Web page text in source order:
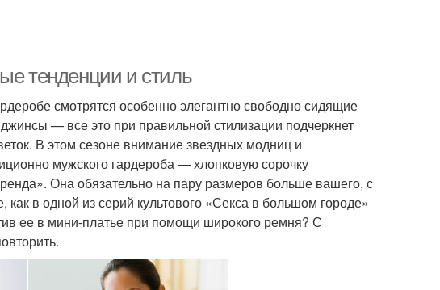
тенденции и стиль
смотрятся особенно элегантно свободно сидящие
— все это при правильной стилизации подчеркнет
В этом сезоне внимание звездных модниц и
мужского гардероба — хлопковую сорочку
Она обязательно на пару размеров больше вашего, с
в одной из серий культового «Секса в большом городе»
ее в мини-платье при помощи широкого ремня? С